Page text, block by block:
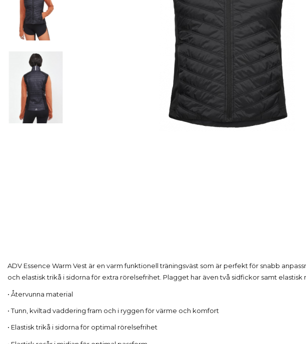
ADV Essence Warm Vest är en varm funktionell träningsväst som är perfekt för snabb
och elastisk trikå i sidorna för extra rörelsefrihet. Plagget har även två sidfickor samt
• Återvunna material
• Tunn, kviltad vaddering fram och i ryggen för värme och komfort
• Elastisk trikå i sidorna för optimal rörelsefrihet